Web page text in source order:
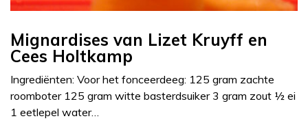
Mignardises van Lizet Kruyff en
Cees Holtkamp
Ingrediënten: Voor het fonceerdeeg: 125 gram zachte
roomboter 125 gram witte basterdsuiker 3 gram zout ½ ei
1 eetlepel water…